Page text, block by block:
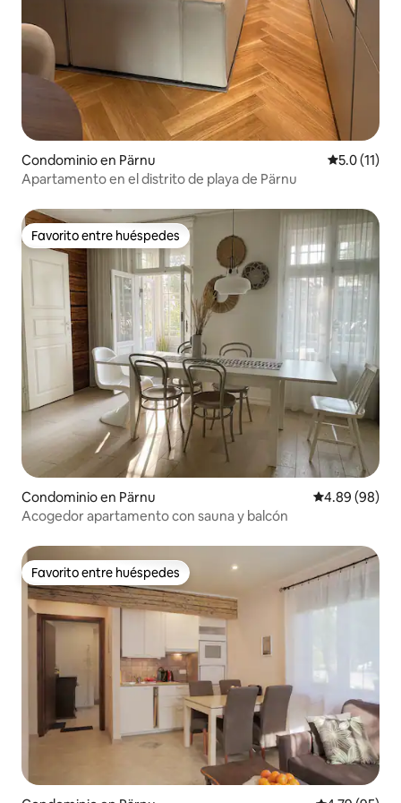
Condominio en Pärnu Calificación
5.0 (11)
Apartamento en el distrito de playa de Pärnu
Favorito entre huéspedes
Favorito entre huéspedes
Condominio en Pärnu Calificación
4.89 (98)
Acogedor apartamento con sauna y balcón
Favorito entre huéspedes
Favorito entre huéspedes